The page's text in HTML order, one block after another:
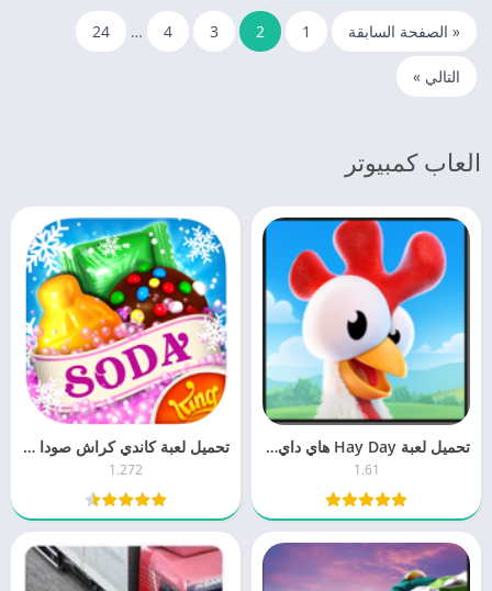
« الصفحة السابقة 1
2
3
4
…
24
التالي »
العاب كمبيوتر
تحميل لعبة Hay Day هاي داي 1.61 للكمبيوتر والموبايل برابط مباشر
1.61
تحميل لعبة كاندي كراش صودا ساجا Candy Crush Saga 1.27 للموبايل مجانا
1.272